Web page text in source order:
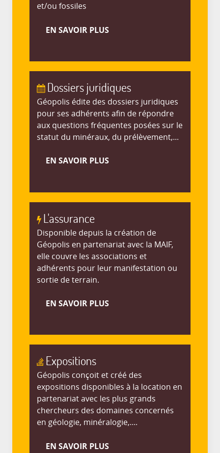
et/ou fossiles
EN SAVOIR PLUS
Dossiers juridiques
Géopolis édite des dossiers juridiques
pour ses adhérents afin de répondre
aux questions fréquentes posées sur le
statut du minéraux, du prélèvement,...
EN SAVOIR PLUS
L'assurance
Disponible depuis la création de
Géopolis en partenariat avec la MAIF,
elle couvre les associations et
adhérents pour leur manifestation ou
sortie de terrain.
EN SAVOIR PLUS
Expositions
Géopolis conçoit et créé des
expositions disponibles à la location en
partenariat avec les plus grands
chercheurs des domaines concernés
en géologie, minéralogie,....
EN SAVOIR PLUS